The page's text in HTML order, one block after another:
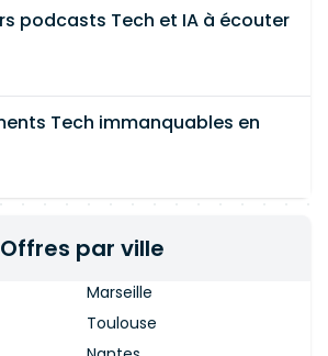
podcasts Tech et IA à écouter
Tech immanquables en
Offres par ville
Marseille
Toulouse